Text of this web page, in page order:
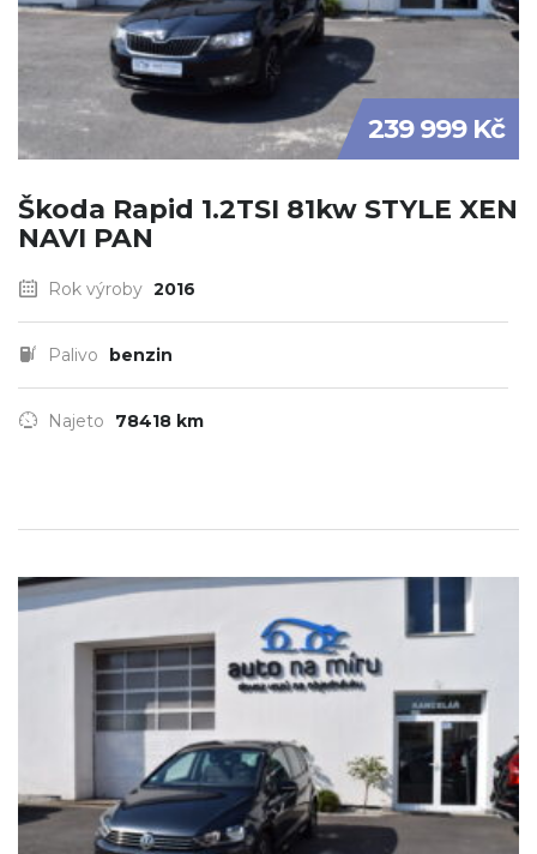
239 999 Kč
Škoda Rapid 1.2TSI 81kw STYLE XEN
NAVI PAN
Rok výroby 2016
Palivo benzin
Najeto 78418 km